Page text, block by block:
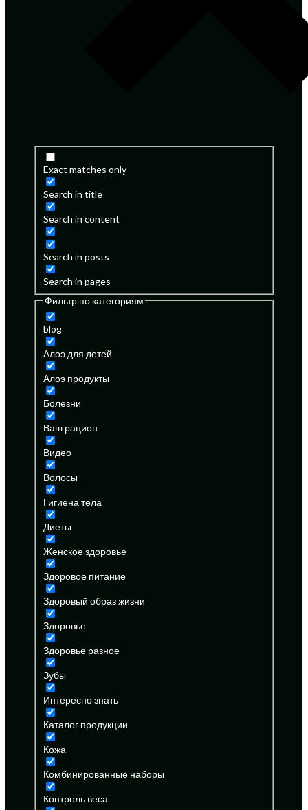
Exact matches only
Search in title
Search in content
Search in posts
Search in pages
Фильтр по категориям
blog
Алоэ для детей
Алоэ продукты
Болезни
Ваш рацион
Видео
Волосы
Гигиена тела
Диеты
Женское здоровье
Здоровое питание
Здоровый образ жизни
Здоровье
Здоровье разное
Зубы
Интересно знать
Каталог продукции
Кожа
Комбинированные наборы
Контроль веса